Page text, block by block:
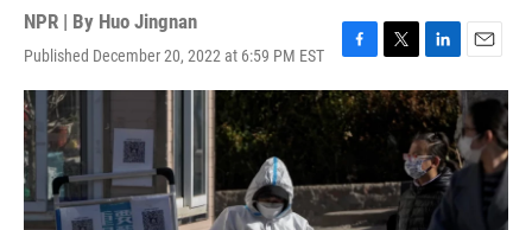
NPR | By Huo Jingnan
Published December 20, 2022 at 6:59 PM EST
F
a
c
e
o
o
k
T
w
i
r
L
i
n
k
e
d
I
n
E
m
a
i
l